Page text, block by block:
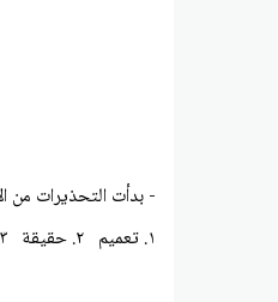
- بدأت التحذيرات من
١. تعميم ٢. حقيقة ٣. توقع ٤. مفهوم